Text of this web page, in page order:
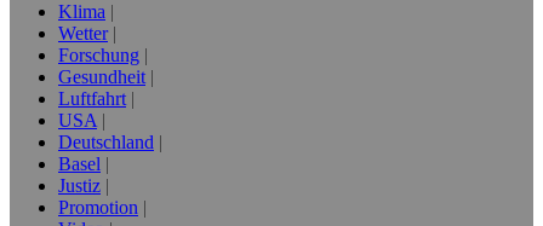
Klima
Wetter
Forschung
Gesundheit
Luftfahrt
USA
Deutschland
Basel
Justiz
Promotion